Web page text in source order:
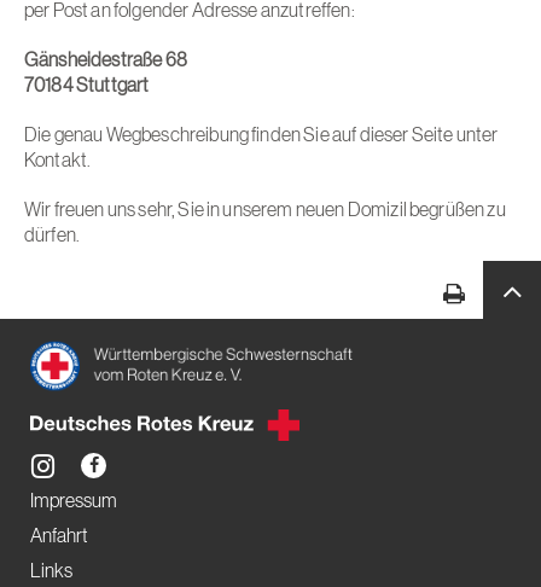
per Post an folgender Adresse anzutreffen:
Gänsheidestraße 68
70184 Stuttgart
Die genau Wegbeschreibung finden Sie auf dieser Seite unter
Kontakt.
Wir freuen uns sehr, Sie in unserem neuen Domizil begrüßen zu
dürfen.
Impressum
Anfahrt
Links